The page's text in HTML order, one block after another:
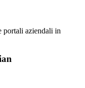
portali aziendali in